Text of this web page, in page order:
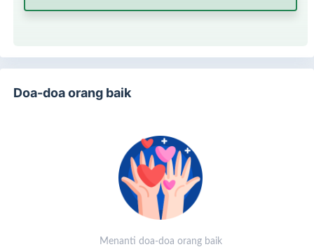
Doa-doa orang baik
Menanti doa-doa orang baik